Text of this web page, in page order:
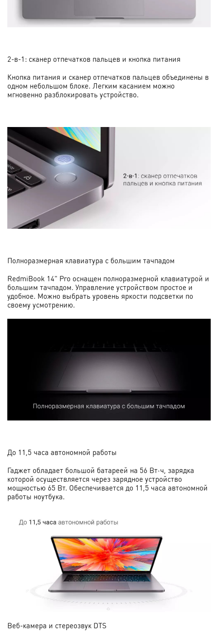
2-в-1: сканер отпечатков пальцев и кнопка питания
Кнопка питания и сканер отпечатков пальцев объединены в
одном небольшом блоке. Легким касанием можно
мгновенно разблокировать устройство.
Полноразмерная клавиатура с большим тачпадом
RedmiBook 14" Pro оснащен полноразмерной клавиатурой и
большим тачпадом. Управление устройством простое и
удобное. Можно выбрать уровень яркости подсветки по
своему усмотрению.
До 11,5 часа автономной работы
Гаджет обладает большой батареей на 56 Вт·ч, зарядка
которой осуществляется через зарядное устройство
мощностью 65 Вт. Обеспечивается до 11,5 часа автономной
работы ноутбука.
Веб-камера и стереозвук DTS